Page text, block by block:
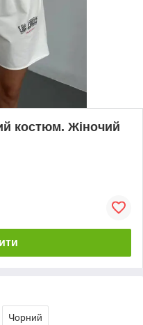
костюм. Жіночий
Чорний